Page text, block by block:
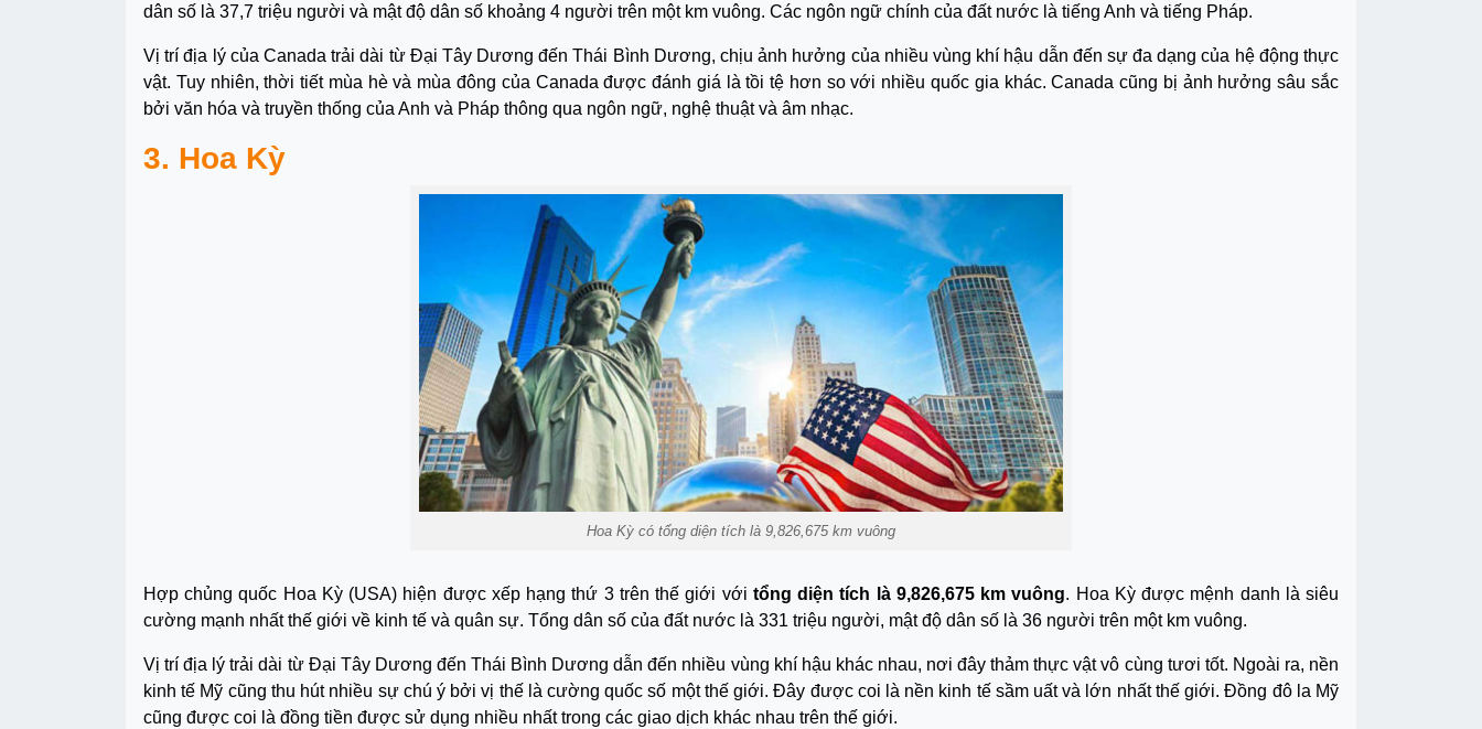
dân số là 37,7 triệu người và mật độ dân số khoảng 4 người trên một km vuông. Các ngôn ngữ chính của đất nước là tiếng Anh và tiếng Pháp.
Vị trí địa lý của Canada trải dài từ Đại Tây Dương đến Thái Bình Dương, chịu ảnh hưởng của nhiều vùng khí hậu dẫn đến sự đa dạng của hệ động thực
vật. Tuy nhiên, thời tiết mùa hè và mùa đông của Canada được đánh giá là tồi tệ hơn so với nhiều quốc gia khác. Canada cũng bị ảnh hưởng sâu sắc
bởi văn hóa và truyền thống của Anh và Pháp thông qua ngôn ngữ, nghệ thuật và âm nhạc.
3. Hoa Kỳ
Hoa Kỳ có tổng diện tích là 9,826,675 km vuông
Hợp chủng quốc Hoa Kỳ (USA) hiện được xếp hạng thứ 3 trên thế giới với tổng diện tích là 9,826,675 km vuông. Hoa Kỳ được mệnh danh là siêu
cường mạnh nhất thế giới về kinh tế và quân sự. Tổng dân số của đất nước là 331 triệu người, mật độ dân số là 36 người trên một km vuông.
Vị trí địa lý trải dài từ Đại Tây Dương đến Thái Bình Dương dẫn đến nhiều vùng khí hậu khác nhau, nơi đây thảm thực vật vô cùng tươi tốt. Ngoài ra, nền
kinh tế Mỹ cũng thu hút nhiều sự chú ý bởi vị thế là cường quốc số một thế giới. Đây được coi là nền kinh tế sầm uất và lớn nhất thế giới. Đồng đô la Mỹ
cũng được coi là đồng tiền được sử dụng nhiều nhất trong các giao dịch khác nhau trên thế giới.